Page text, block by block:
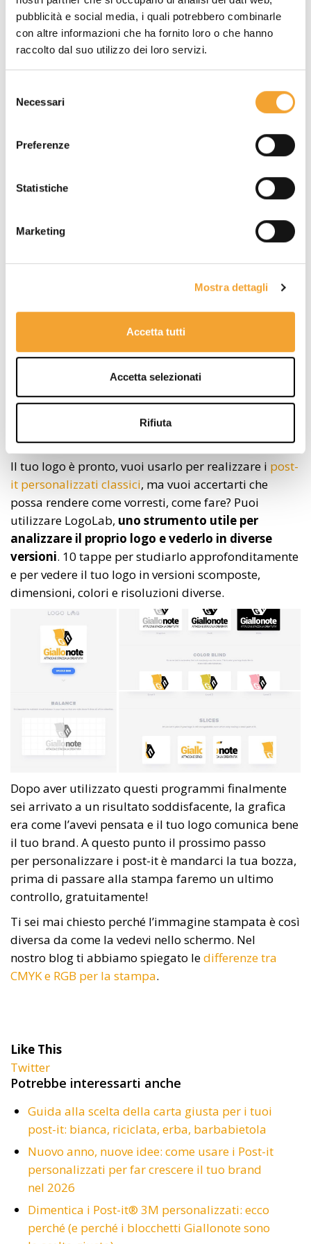
pubblicità e social media, i quali potrebbero combinarle
con altre informazioni che ha fornito loro o che hanno
raccolto dal suo utilizzo dei loro servizi.
delNecessari
Preferenze
Statistiche
Marketing
Mostra dettagli
Accetta tutti
Accetta selezionati
Rifiuta
tutte le operazioni di fotoritocco. Offre tanti
immagini. Online trovi il programma da scaricare,
adatto a diversi sistemi operativi, e tanti tutorial per
Il tuo logo è pronto, vuoi usarlo per realizzare i post-
it personalizzati classici, ma vuoi accertarti che
possa rendere come vorresti, come fare? Puoi
utilizzare LogoLab, uno strumento utile per
analizzare il proprio logo e vederlo in diverse
versioni. 10 tappe per studiarlo approfonditamente
e per vedere il tuo logo in versioni scomposte,
dimensioni, colori e risoluzioni diverse.
Dopo aver utilizzato questi programmi finalmente
sei arrivato a un risultato soddisfacente, la grafica
era come l’avevi pensata e il tuo logo comunica bene
il tuo brand. A questo punto il prossimo passo
per personalizzare i post-it è mandarci la tua bozza,
prima di passare alla stampa faremo un ultimo
controllo, gratuitamente!
Ti sei mai chiesto perché l’immagine stampata è così
diversa da come la vedevi nello schermo. Nel
nostro blog ti abbiamo spiegato ledifferenze tra
CMYK e RGB per la stampa.
Like This
Twitter
Potrebbe interessarti anche
Guida alla scelta della carta giusta per i tuoi
post-it: bianca, riciclata, erba, barbabietola
Nuovo anno, nuove idee: come usare i Post-it
personalizzati per far crescere il tuo brand
nel 2026
Dimentica i Post-it® 3M personalizzati: ecco
perché (e perché i blocchetti Giallonote sono